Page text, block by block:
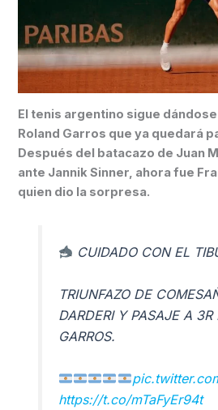
El tenis argentino sigue
Roland Garros que ya quedará
Después del batacazo de Juan
ante Jannik Sinner, ahora fue
quien dio la sorpresa.
CUIDADO CON EL
TRIUNFAZO DE
DARDERI Y PASAJE A 3R
GARROS.
https://t.co/mTaFyEr94t